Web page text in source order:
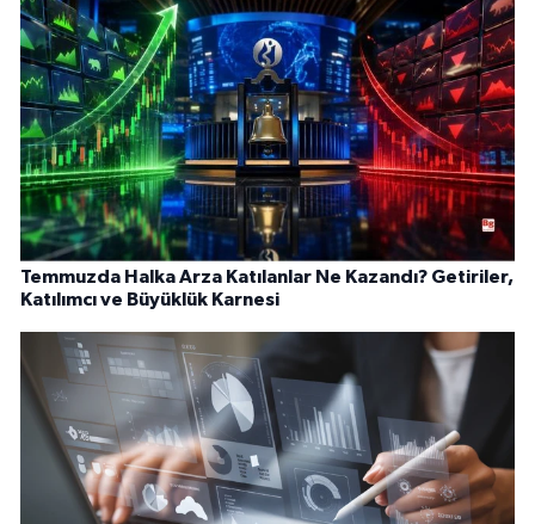
Temmuzda Halka Arza Katılanlar Ne Kazandı? Getiriler,
Katılımcı ve Büyüklük Karnesi